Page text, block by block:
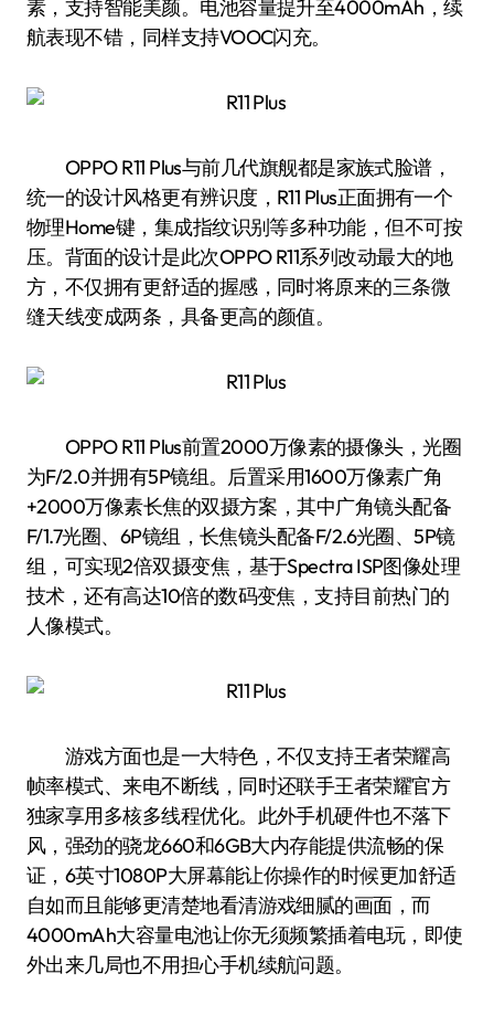
素，支持智能美颜。电池容量提升至4000mAh，续
航表现不错，同样支持VOOC闪充。
OPPO R11 Plus与前几代旗舰都是家族式脸谱，
统一的设计风格更有辨识度，R11 Plus正面拥有一个
物理Home键，集成指纹识别等多种功能，但不可按
压。背面的设计是此次OPPO R11系列改动最大的地
方，不仅拥有更舒适的握感，同时将原来的三条微
缝天线变成两条，具备更高的颜值。
OPPO R11 Plus前置2000万像素的摄像头，光圈
为F/2.0并拥有5P镜组。后置采用1600万像素广角
+2000万像素长焦的双摄方案，其中广角镜头配备
F/1.7光圈、6P镜组，长焦镜头配备F/2.6光圈、5P镜
组，可实现2倍双摄变焦，基于Spectra ISP图像处理
技术，还有高达10倍的数码变焦，支持目前热门的
人像模式。
游戏方面也是一大特色，不仅支持王者荣耀高
帧率模式、来电不断线，同时还联手王者荣耀官方
独家享用多核多线程优化。此外手机硬件也不落下
风，强劲的骁龙660和6GB大内存能提供流畅的保
证，6英寸1080P大屏幕能让你操作的时候更加舒适
自如而且能够更清楚地看清游戏细腻的画面，而
4000mAh大容量电池让你无须频繁插着电玩，即使
外出来几局也不用担心手机续航问题。